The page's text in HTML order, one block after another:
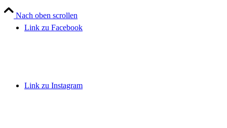
Link zu Facebook
Link zu Instagram
Nach oben scrollen